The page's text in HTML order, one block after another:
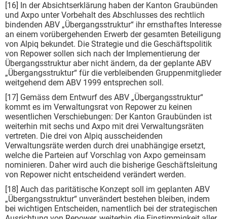
[16] In der Absichtserklärung haben der Kanton Graubünden
und Axpo unter Vorbehalt des Abschlusses des rechtlich
bindenden ABV „Übergangsstruktur“ ihr ernsthaftes Interesse
an einem vorübergehenden Erwerb der gesamten Beteiligung
von Alpiq bekundet. Die Strategie und die Geschäftspolitik
von Repower sollen sich nach der Implementierung der
Übergangsstruktur aber nicht ändern, da der geplante ABV
„Übergangsstruktur“ für die verbleibenden Gruppenmitglieder
weitgehend dem ABV 1999 entsprechen soll.
[17] Gemäss dem Entwurf des ABV „Übergangsstruktur“
kommt es im Verwaltungsrat von Repower zu keinen
wesentlichen Verschiebungen: Der Kanton Graubünden ist
weiterhin mit sechs und Axpo mit drei Verwaltungsräten
vertreten. Die drei von Alpiq ausscheidenden
Verwaltungsräte werden durch drei unabhängige ersetzt,
welche die Parteien auf Vorschlag von Axpo gemeinsam
nominieren. Daher wird auch die bisherige Geschäftsleitung
von Repower nicht entscheidend verändert werden.
[18] Auch das paritätische Konzept soll im geplanten ABV
„Übergangsstruktur“ unverändert bestehen bleiben, indem
bei wichtigen Entscheiden, namentlich bei der strategischen